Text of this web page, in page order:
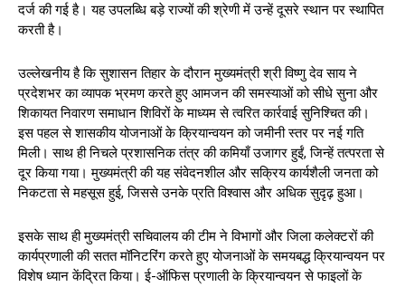
दर्ज की गई है। यह उपलब्धि बड़े राज्यों की श्रेणी में उन्हें दूसरे स्थान पर स्थापित
करती है।
उल्लेखनीय है कि सुशासन तिहार के दौरान मुख्यमंत्री श्री विष्णु देव साय ने
प्रदेशभर का व्यापक भ्रमण करते हुए आमजन की समस्याओं को सीधे सुना और
शिकायत निवारण समाधान शिविरों के माध्यम से त्वरित कार्रवाई सुनिश्चित की।
इस पहल से शासकीय योजनाओं के क्रियान्वयन को जमीनी स्तर पर नई गति
मिली। साथ ही निचले प्रशासनिक तंत्र की कमियाँ उजागर हुईं, जिन्हें तत्परता से
दूर किया गया। मुख्यमंत्री की यह संवेदनशील और सक्रिय कार्यशैली जनता को
निकटता से महसूस हुई, जिससे उनके प्रति विश्वास और अधिक सुदृढ़ हुआ।
इसके साथ ही मुख्यमंत्री सचिवालय की टीम ने विभागों और जिला कलेक्टरों की
कार्यप्रणाली की सतत मॉनिटरिंग करते हुए योजनाओं के समयबद्ध क्रियान्वयन पर
विशेष ध्यान केंद्रित किया। ई-ऑफिस प्रणाली के क्रियान्वयन से फाइलों के